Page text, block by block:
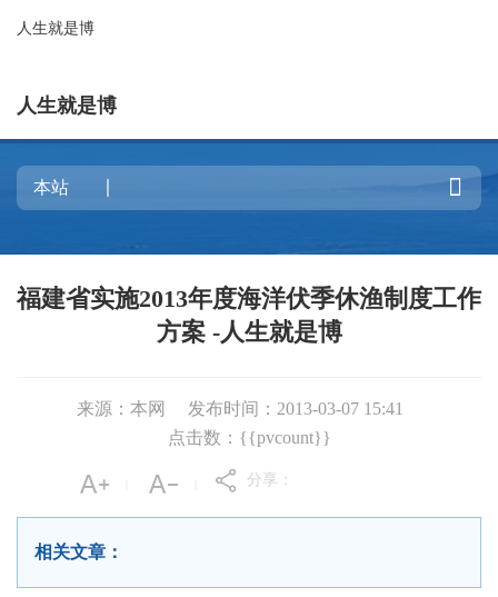
人生就是博
人生就是博

福建省实施2013年度海洋伏季休渔制度工作
方案 -人生就是博
来源：本网
发布时间：2013-03-07 15:41
点击数：{{pvcount}}
分享：
相关文章：